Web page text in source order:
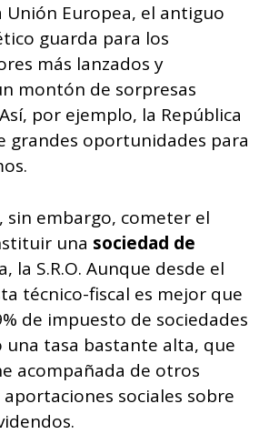
Unión Europea, el antiguo
guarda para los
más lanzados y
montón de sorpresas
por ejemplo, la República
grandes oportunidades para
sin embargo, cometer el
una sociedad de
la S.R.O. Aunque desde el
técnico-fiscal es mejor que
de impuesto de sociedades
una tasa bastante alta, que
acompañada de otros
sociales sobre